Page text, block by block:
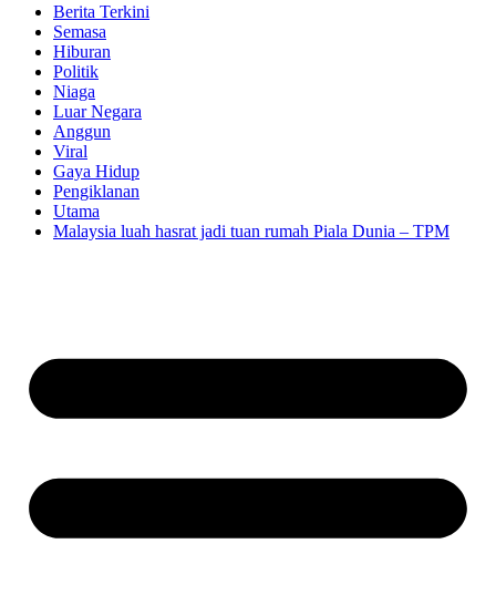
Berita Terkini
Semasa
Hiburan
Politik
Niaga
Luar Negara
Anggun
Viral
Gaya Hidup
Pengiklanan
Utama
Malaysia luah hasrat jadi tuan rumah Piala Dunia – TPM